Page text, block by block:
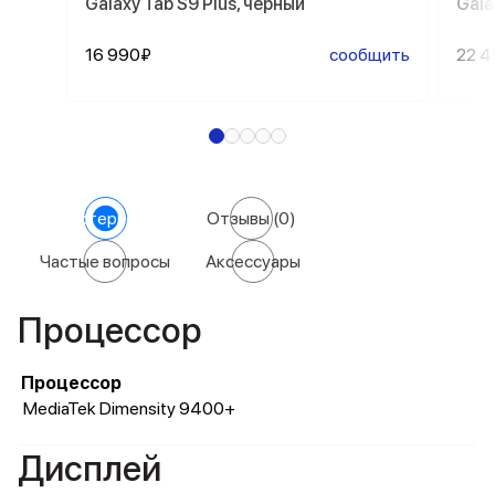
16 990₽ сообщить 22
Характеристики Отзывы(0)
Частые вопросы Аксессуары
Процессор
Процессор
MediaTek Dimensity 9400+
Дисплей